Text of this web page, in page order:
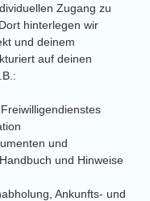
Zugang zu
hinterlegen wir
und deinem
auf deinen
und
und Hinweise
Ankunfts- und